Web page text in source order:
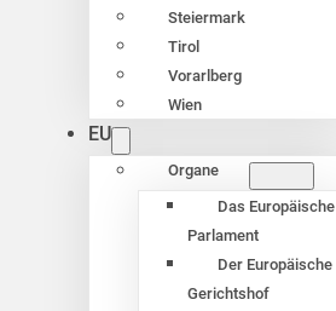
Steiermark
Tirol
Vorarlberg
Wien
EU
Organe
Das Europäische
Parlament
Der Europäische
Gerichtshof